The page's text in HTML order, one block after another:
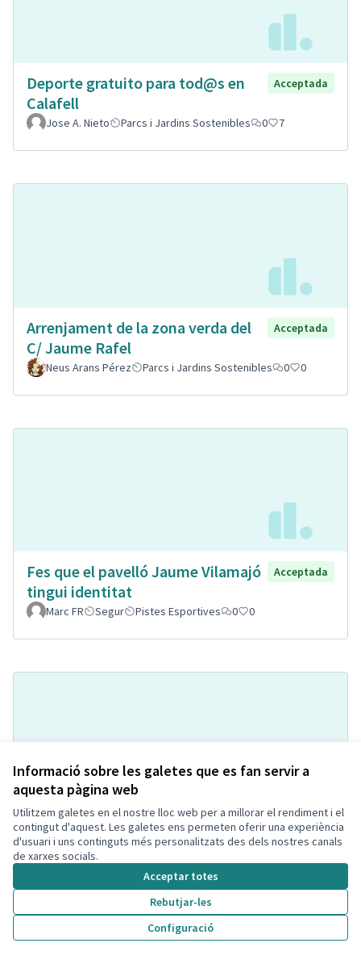
Informació sobre les galetes que es fan servir a
aquesta pàgina web
Utilitzem galetes en el nostre lloc web per a millorar el rendiment i el
contingut d'aquest. Les galetes ens permeten oferir una experiència
d'usuari i uns continguts més personalitzats des dels nostres canals
de xarxes socials.
Acceptar totes
Rebutjar-les
Configuració
Deporte gratuito para tod@s en
Calafell
Acceptada
Jose A. Nieto Parcs i Jardins Sostenibles 0 7
Arrenjament de la zona verda del
C/ Jaume Rafel
Acceptada
Neus Arans Pérez Parcs i Jardins Sostenibles 0 0
Fes que el pavelló Jaume Vilamajó
tingui identitat
Acceptada
Marc FR Segur Pistes Esportives 0 0
Pipi-can a la Bòbila de Calafell
Acceptada
Montse Hill
Espai per mascotes 0 2